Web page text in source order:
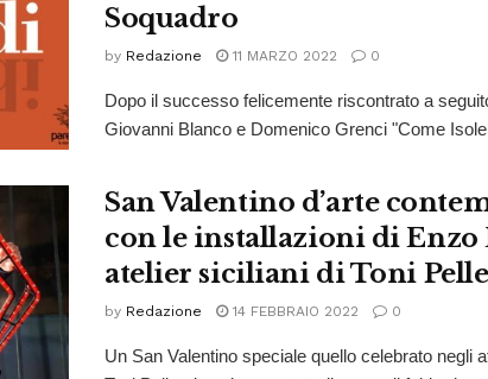
Soquadro
by Redazione 11 MARZO 2022 0
Dopo il successo felicemente riscontrato a
Giovanni Blanco e Domenico Grenci "Come
San Valentino d’arte
con le installazioni di Enzo
atelier siciliani di Toni
by Redazione 14 FEBBRAIO 2022 0
Un San Valentino speciale quello celebrato negli